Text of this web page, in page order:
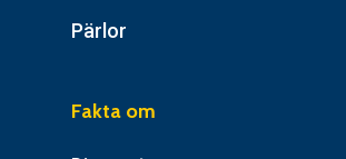
Pärlor
Fakta om